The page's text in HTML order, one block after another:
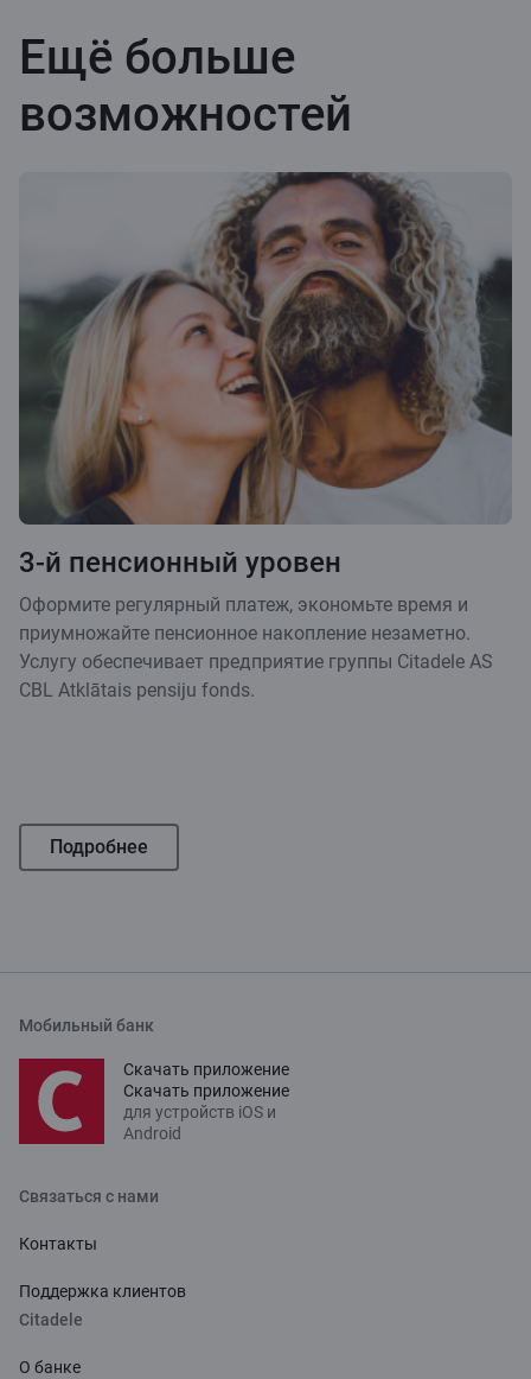
Ещё больше
возможностей
3-й пенсионный уровен
Оформите регулярный платеж, экономьте время и
приумножайте пенсионное накопление незаметно.
Услугу обеспечивает предприятие группы Citadele AS
CBL Atklātais pensiju fonds.
Подробнее
Мобильный банк
Скачать приложение
Скачать приложение
для устройств iOS и
Android
Связаться с нами
Контакты
Поддержка клиентов
Citadele
О банке